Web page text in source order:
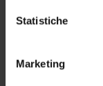
geografica,
Statistiche
Marketing
Luoghi